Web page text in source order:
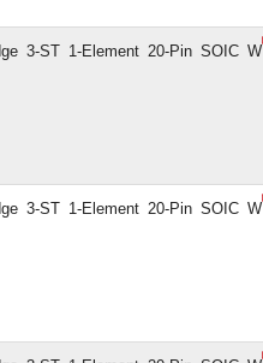
3-ST 1-Element 20-Pin SOIC W
3-ST 1-Element 20-Pin SOIC W